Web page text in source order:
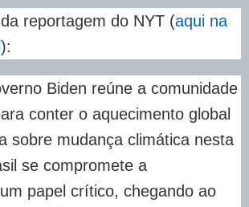
reportagem do NYT (aqui na
):
Biden reúne a comunidade
conter o aquecimento global
sobre mudança climática nesta
se compromete a
papel crítico, chegando ao